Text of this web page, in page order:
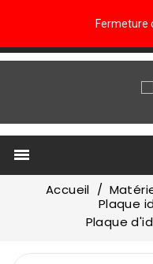
Fermeture

Accueil
Plaque
Plaque